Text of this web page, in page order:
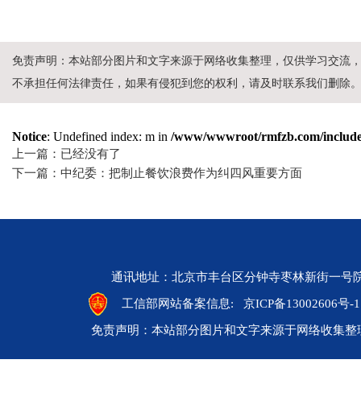
免责声明：本站部分图片和文字来源于网络收集整理，仅供学习交流
不承担任何法律责任，如果有侵犯到您的权利，请及时联系我们删除。
Notice: Undefined index: m in /www/wwwroot/rmfzb.com/
上一篇：已经没有了
下一篇：中纪委：把制止餐饮浪费作为纠四风重要方面
通讯地址：北京市丰台区分钟寺枣林新街一
工信部网站备案信息: 京ICP备13002606号-1
免责声明：本站部分图片和文字来源于网络收集